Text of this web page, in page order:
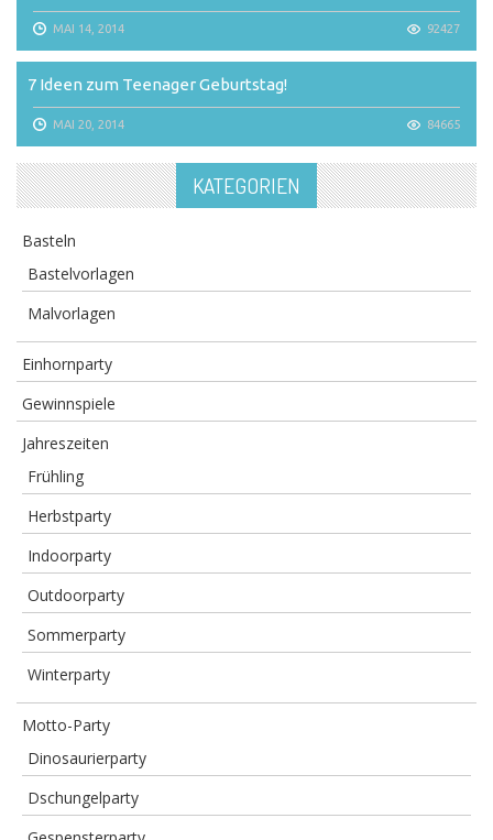
MAI 14, 2014 92427
7 Ideen zum Teenager Geburtstag!
MAI 20, 2014 84665
KATEGORIEN
Basteln
Bastelvorlagen
Malvorlagen
Einhornparty
Gewinnspiele
Jahreszeiten
Frühling
Herbstparty
Indoorparty
Outdoorparty
Sommerparty
Winterparty
Motto-Party
Dinosaurierparty
Dschungelparty